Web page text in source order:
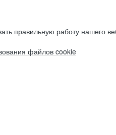
правильную работу нашего
файлов cookie